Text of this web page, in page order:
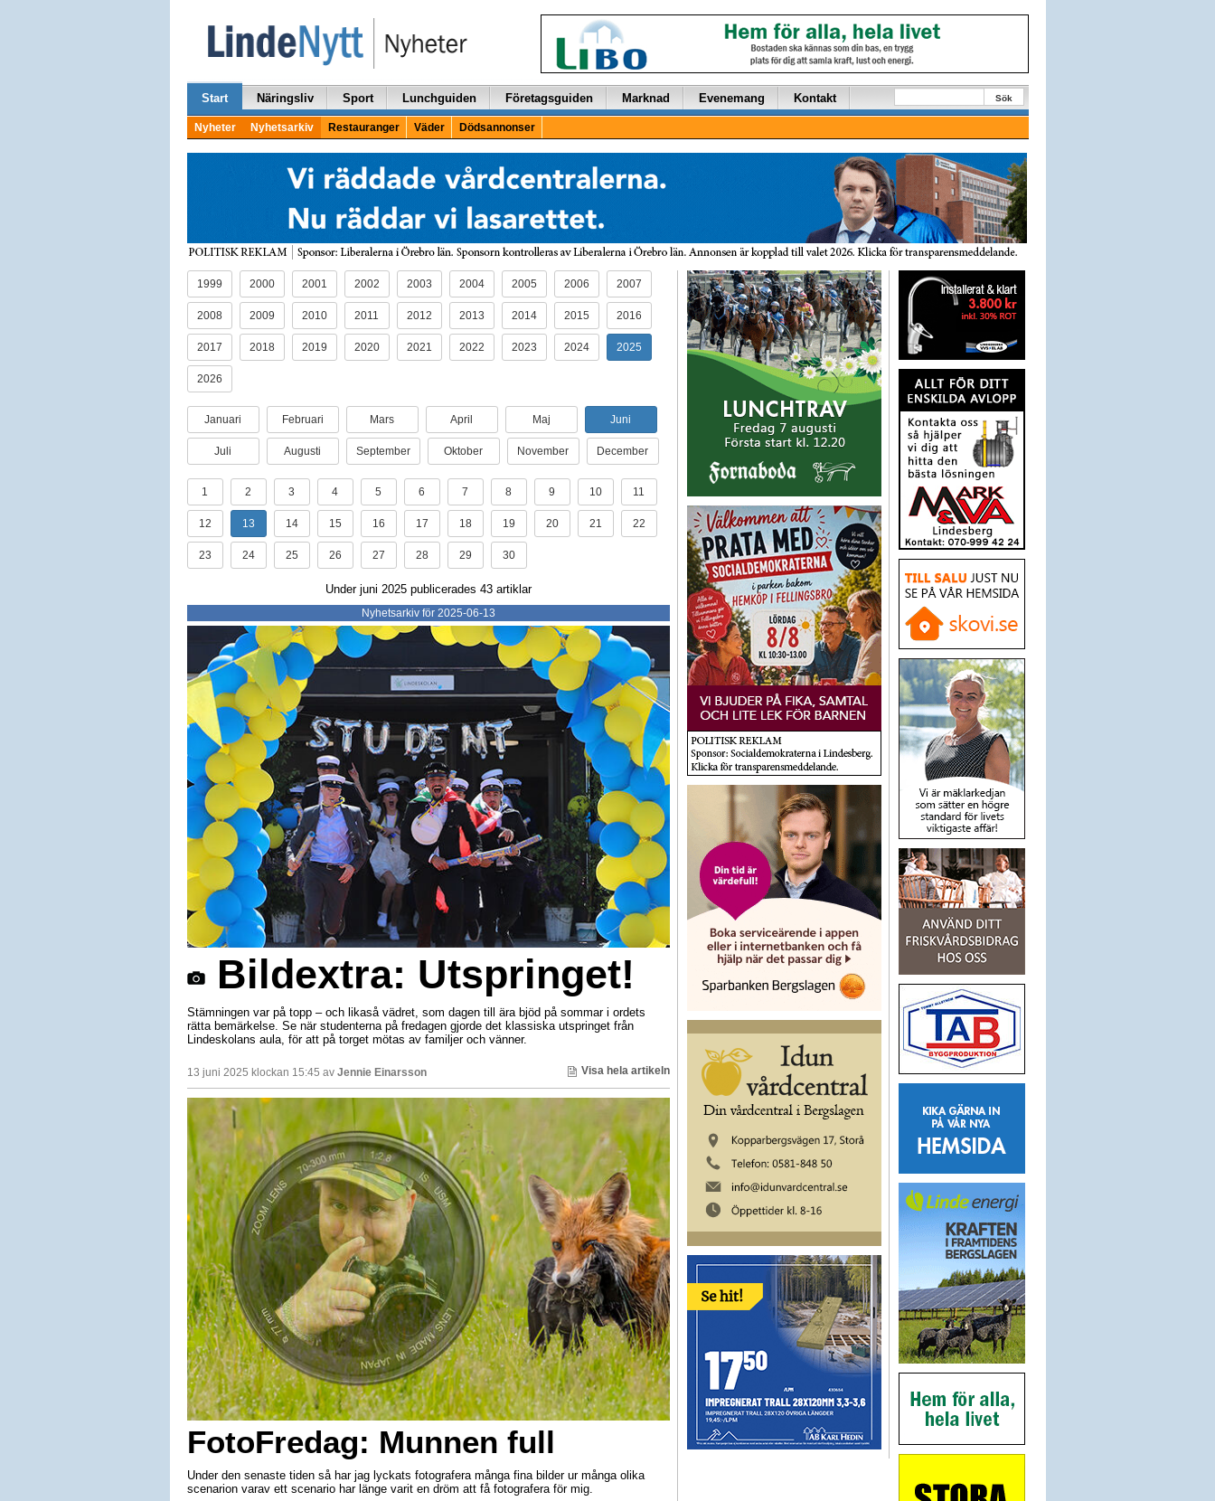
Start Näringsliv Sport Lunchguiden Företagsguiden Marknad Evenemang Kontakt Sök
Nyheter Nyhetsarkiv Restauranger Väder Dödsannonser
1999 2000 2001 2002 2003 2004 2005 2006 2007
2008 2009 2010 2011 2012 2013 2014 2015 2016
2017 2018 2019 2020 2021 2022 2023 2024 2025
2026
Januari Februari Mars April Maj Juni
Juli Augusti September Oktober November December
1 2 3 4 5 6 7 8 9 10 11
12 13 14 15 16 17 18 19 20 21 22
23 24 25 26 27 28 29 30
Under juni 2025 publicerades 43 artiklar
Nyhetsarkiv för 2025-06-13
Bildextra: Utspringet!
Stämningen var på topp – och likaså vädret, som dagen till ära bjöd på sommar i ordets
rätta bemärkelse. Se när studenterna på fredagen gjorde det klassiska utspringet från
Lindeskolans aula, för att på torget mötas av familjer och vänner.
13 juni 2025 klockan 15:45 av Jennie Einarsson Visa hela artikeln
FotoFredag: Munnen full
Under den senaste tiden så har jag lyckats fotografera många fina bilder ur många olika
scenarion varav ett scenario har länge varit en dröm att få fotografera för mig.